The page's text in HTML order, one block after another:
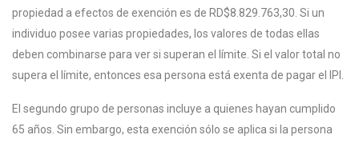
propiedad a efectos de exención es de RD$8.829.763,30. Si un
individuo posee varias propiedades, los valores de todas ellas
deben combinarse para ver si superan el límite. Si el valor total no
supera el límite, entonces esa persona está exenta de pagar el IPI.
El segundo grupo de personas incluye a quienes hayan cumplido
65 años. Sin embargo, esta exención sólo se aplica si la persona